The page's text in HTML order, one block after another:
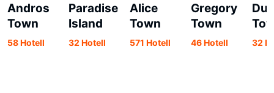
Andros
Town
58 Hotell
Paradise
Island
32 Hotell
Alice
Town
571 Hotell
Gregory
Town
46 Hotell 32